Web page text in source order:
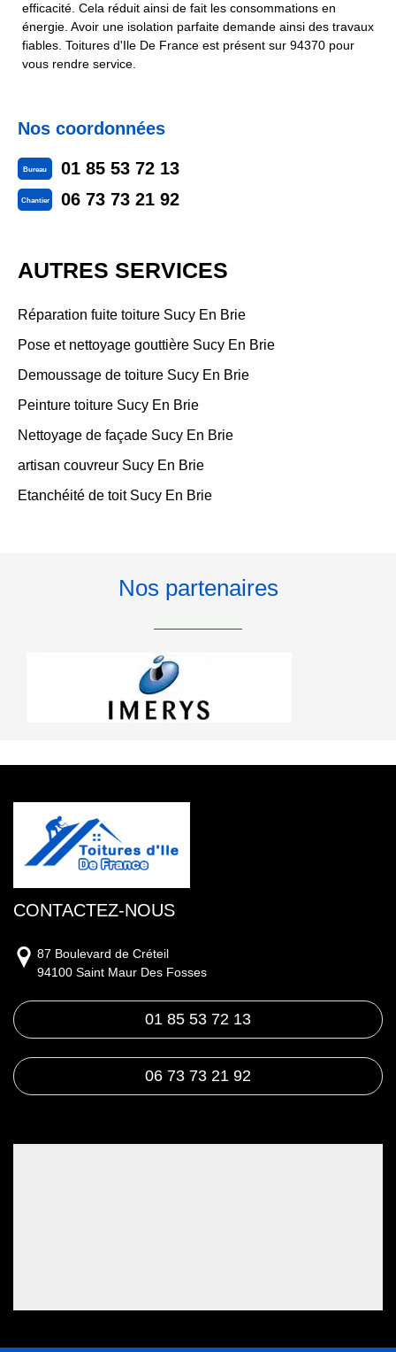
efficacité. Cela réduit ainsi de fait les consommations en
énergie. Avoir une isolation parfaite demande ainsi des travaux
fiables. Toitures d'Ile De France est présent sur 94370 pour
vous rendre service.
Nos coordonnées
Bureau 01 85 53 72 13
Chantier 06 73 73 21 92
AUTRES SERVICES
Réparation fuite toiture Sucy En Brie
Pose et nettoyage gouttière Sucy En Brie
Demoussage de toiture Sucy En Brie
Peinture toiture Sucy En Brie
Nettoyage de façade Sucy En Brie
artisan couvreur Sucy En Brie
Etanchéité de toit Sucy En Brie
Nos partenaires
CONTACTEZ-NOUS
87 Boulevard de Créteil
94100 Saint Maur Des Fosses
01 85 53 72 13
06 73 73 21 92